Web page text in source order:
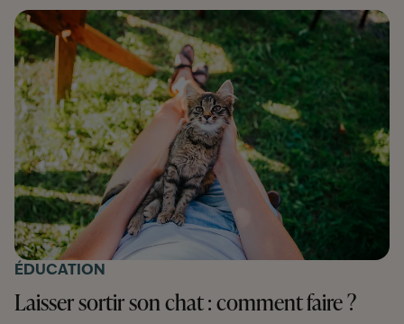
idéale !
ÉDUCATION
Laisser sortir son chat : comment faire ?